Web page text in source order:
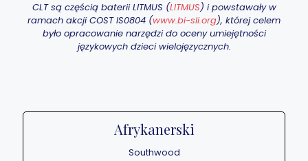
CLT są częścią baterii LITMUS (LITMUS) i powstawały w
ramach akcji COST IS0804 (www.bi-sli.org), której celem
było opracowanie narzędzi do oceny umiejętności
językowych dzieci wielojęzycznych.
Afrykanerski
Southwood